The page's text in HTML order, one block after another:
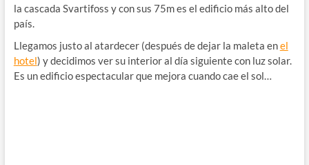
la cascada Svartifoss y con sus 75m es el edificio más alto del
país.
Llegamos justo al atardecer (después de dejar la maleta enel
hotel) y decidimos ver su interior al día siguiente con luz solar.
Es un edificio espectacular que mejora cuando cae el sol…